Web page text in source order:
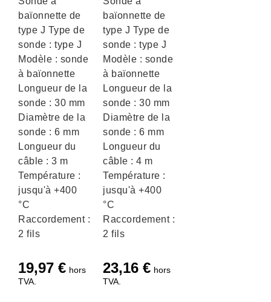
baïonnette de
type J Type de
sonde : type J
Modèle : sonde
à baïonnette
Longueur de la
sonde : 30 mm
Diamètre de la
sonde : 6 mm
Longueur du
câble : 3 m
Température :
jusqu'à +400
°C
Raccordement :
2 fils
19,97 € hors
TVA.
baïonnette de
type J Type de
sonde : type J
Modèle : sonde
à baïonnette
Longueur de la
sonde : 30 mm
Diamètre de la
sonde : 6 mm
Longueur du
câble : 4 m
Température :
jusqu'à +400
°C
Raccordement :
2 fils
23,16 € hors
TVA.